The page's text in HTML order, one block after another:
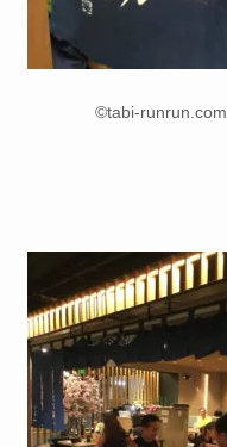
©tabi-runrun.com